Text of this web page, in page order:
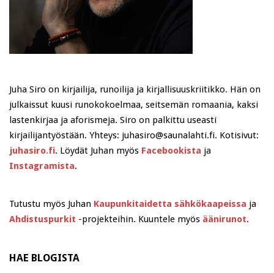
Juha Siro on kirjailija, runoilija ja kirjallisuuskriitikko. Hän on
julkaissut kuusi runokokoelmaa, seitsemän romaania, kaksi
lastenkirjaa ja aforismeja. Siro on palkittu useasti
kirjailijantyöstään. Yhteys: juhasiro@saunalahti.fi. Kotisivut:
juhasiro.fi. Löydät Juhan myös Facebookista ja
Instagramista.
Tutustu myös Juhan Kaupunkitaidetta sähkökaapeissa ja
Ahdistuspurkit -projekteihin. Kuuntele myös äänirunot.
HAE BLOGISTA